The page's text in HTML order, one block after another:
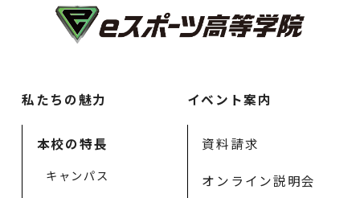
私たちの魅力
本校の特長
キャンパス
イベント案内
資料請求
オンライン説明会